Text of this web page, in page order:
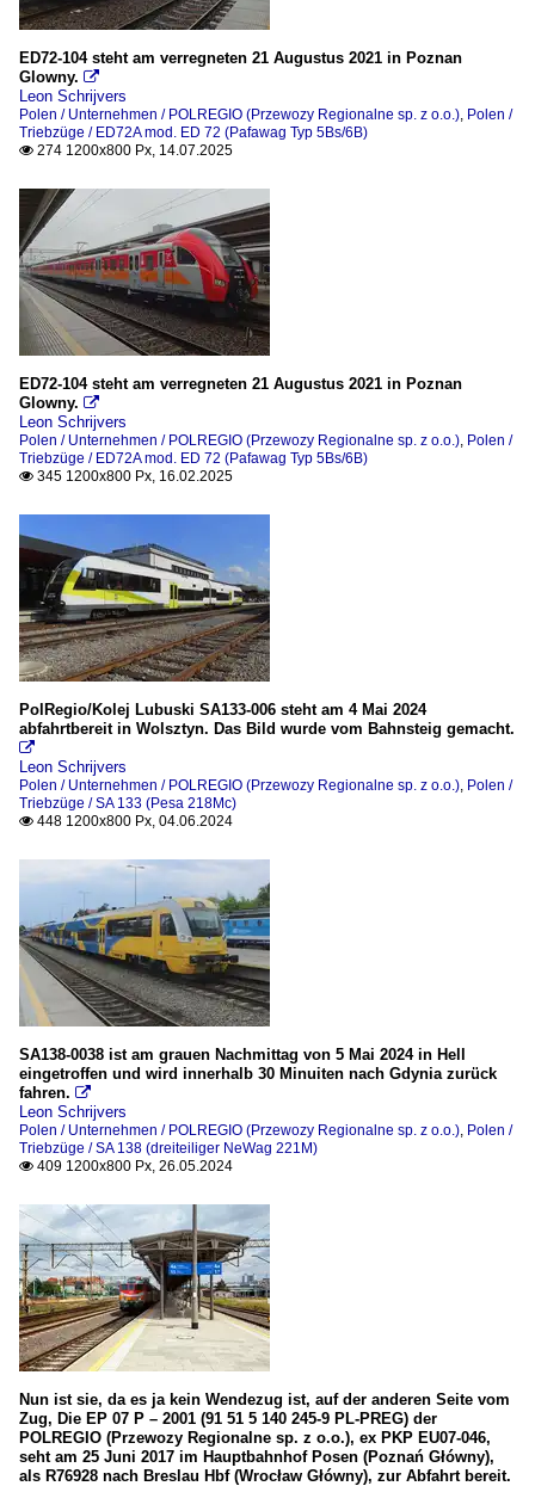
EP07 / EU07 / EP08 (Pafawag 4E / HCP 303E / 4Ea (102E))
Triebzüge
ED72A mod. ED 72 (Pafawag Typ 5Bs/6B)
EN 57 (Pafawag 5B/6B)
SA 133 (Pesa 218Mc)
SA 138 (dreiteiliger NeWag 221M)
Wagen
Personenwagen
_Spezifikationen von Triebfahrzeugen
Polen
2020
2020
2021
2024
ED72-104 steht am verregneten 21 Augustus 2021 in Poznan
Glowny. 
Leon Schrijvers
Polen / Unternehmen / POLREGIO (Przewozy Regionalne sp. z o.o.), Polen /
Triebzüge / ED72A mod. ED 72 (Pafawag Typ 5Bs/6B)
 274 1200x800 Px, 14.07.2025
ED72-104 steht am verregneten 21 Augustus 2021 in Poznan
Glowny. 
Leon Schrijvers
Polen / Unternehmen / POLREGIO (Przewozy Regionalne sp. z o.o.), Polen /
Triebzüge / ED72A mod. ED 72 (Pafawag Typ 5Bs/6B)
 345 1200x800 Px, 16.02.2025
PolRegio/Kolej Lubuski SA133-006 steht am 4 Mai 2024
abfahrtbereit in Wolsztyn. Das Bild wurde vom Bahnsteig gemacht.

Leon Schrijvers
Polen / Unternehmen / POLREGIO (Przewozy Regionalne sp. z o.o.), Polen /
Triebzüge / SA 133 (Pesa 218Mc)
 448 1200x800 Px, 04.06.2024
SA138-0038 ist am grauen Nachmittag von 5 Mai 2024 in Hell
eingetroffen und wird innerhalb 30 Minuiten nach Gdynia zurück
fahren. 
Leon Schrijvers
Polen / Unternehmen / POLREGIO (Przewozy Regionalne sp. z o.o.), Polen /
Triebzüge / SA 138 (dreiteiliger NeWag 221M)
 409 1200x800 Px, 26.05.2024
Nun ist sie, da es ja kein Wendezug ist, auf der anderen Seite vom
Zug, Die EP 07 P – 2001 (91 51 5 140 245-9 PL-PREG) der
POLREGIO (Przewozy Regionalne sp. z o.o.), ex PKP EU07-046,
seht am 25 Juni 2017 im Hauptbahnhof Posen (Poznań Główny),
als R76928 nach Breslau Hbf (Wrocław Główny), zur Abfahrt bereit.